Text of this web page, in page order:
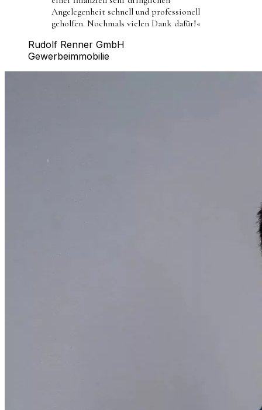
Angelegenheit schnell und professionell
geholfen. Nochmals vielen Dank dafür!«
Rudolf Renner GmbH
Gewerbeimmobilie